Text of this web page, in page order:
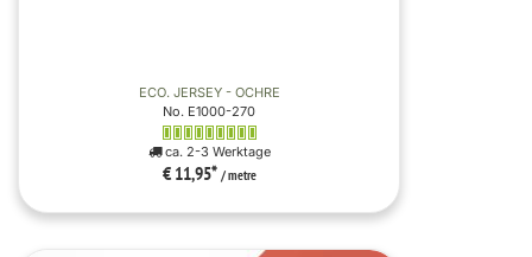
ECO. JERSEY - OCHRE
No. E1000-270
ca. 2-3 Werktage
€ 11,95* / metre